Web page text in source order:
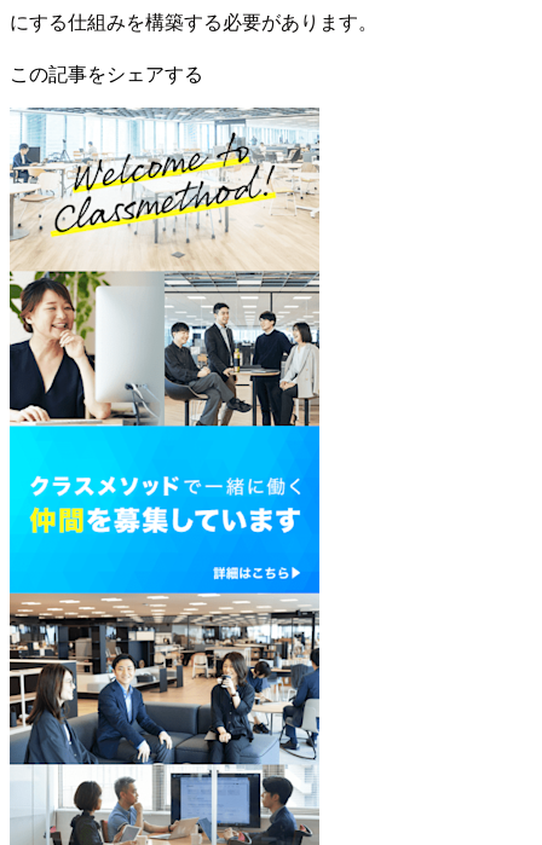
にする仕組みを構築する必要があります。
この記事をシェアする